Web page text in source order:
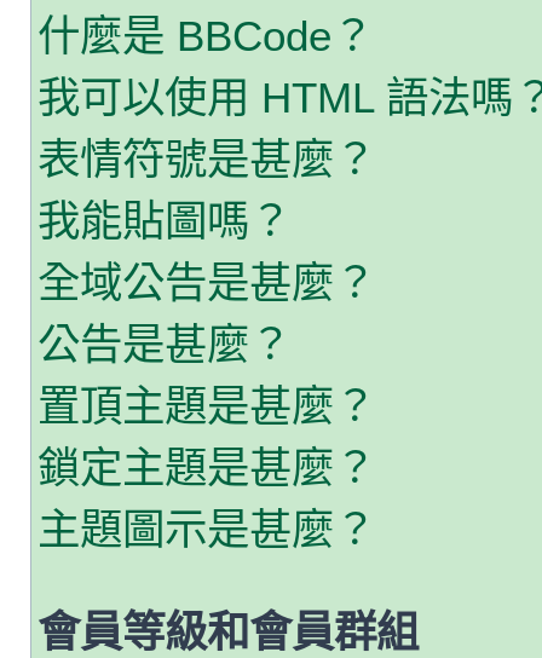
什麼是 BBCode？
我可以使用 HTML 語法嗎
表情符號是甚麼？
我能貼圖嗎？
全域公告是甚麼？
公告是甚麼？
置頂主題是甚麼？
鎖定主題是甚麼？
主題圖示是甚麼？
會員等級和會員群組